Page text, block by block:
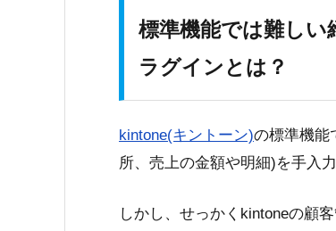
標準機能では難し
ラグインとは？
kintone(キントーン)の標準機能
所、売上の金額や明細)を手入
しかし、せっかくkintoneの顧